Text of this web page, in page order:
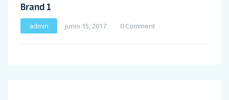
Brand 1
admin junio 15, 2017 0 Comment